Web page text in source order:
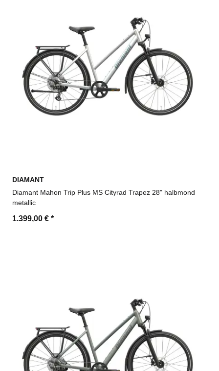
DIAMANT
Diamant Mahon Trip Plus MS Cityrad Trapez 28" halbmond
metallic
1.399,00 € *